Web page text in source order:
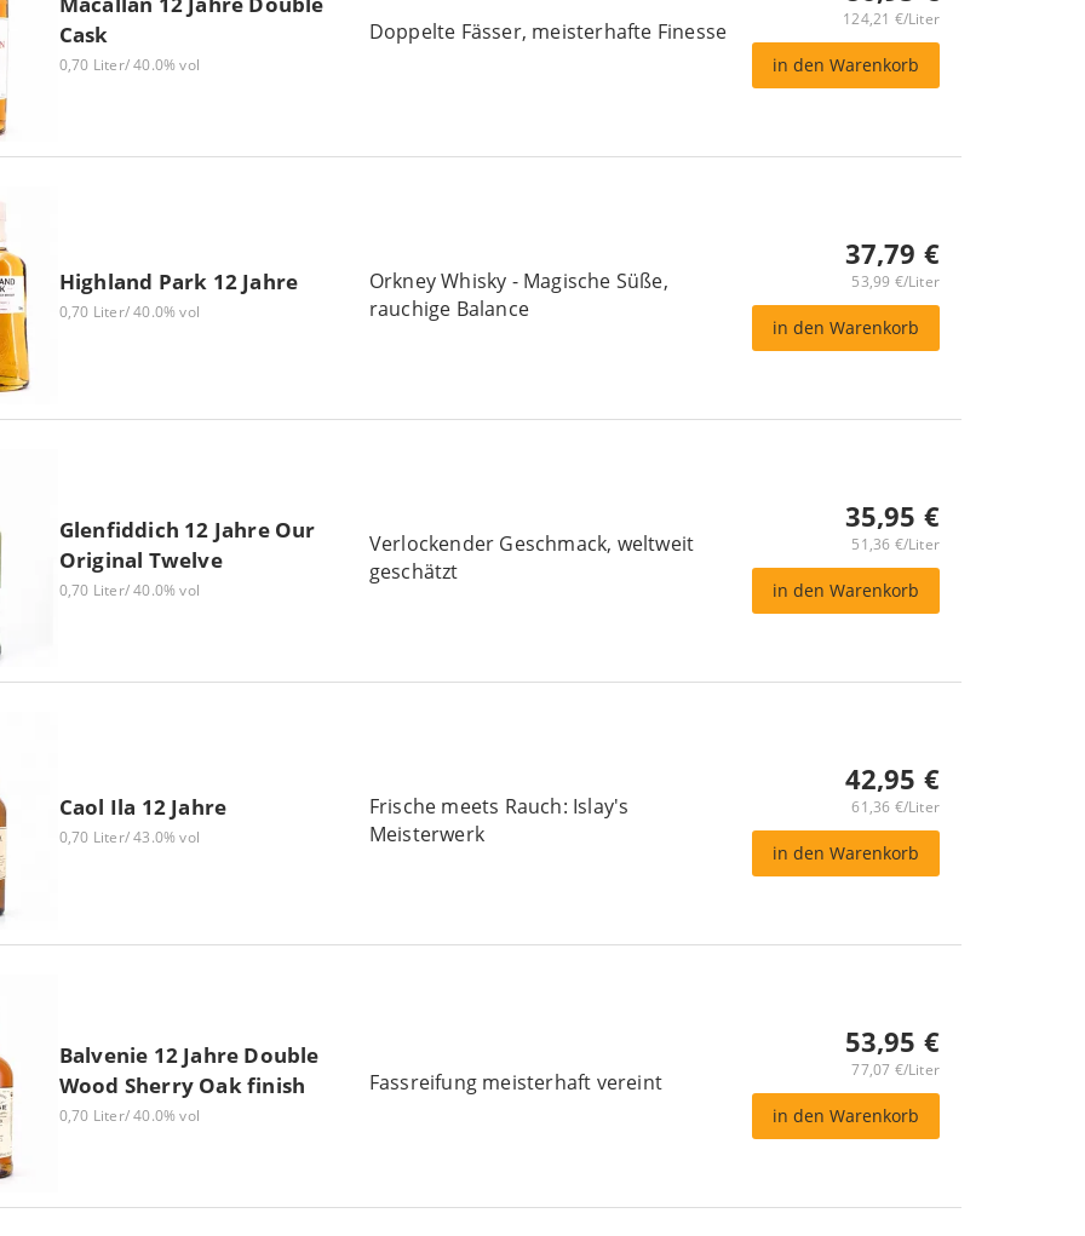
Cask
0,70 Liter/ 40.0% vol
Doppelte Fässer, meisterhafte Finesse 124,21 €/Liter
in den Warenkorb
Highland Park 12 Jahre
0,70 Liter/ 40.0% vol
Orkney Whisky - Magische Süße,
rauchige Balance
37,79 €
53,99 €/Liter
in den Warenkorb
Glenfiddich 12 Jahre Our
Original Twelve
0,70 Liter/ 40.0% vol
Verlockender Geschmack, weltweit
geschätzt
35,95 €
51,36 €/Liter
in den Warenkorb
Caol Ila 12 Jahre
0,70 Liter/ 43.0% vol
Frische meets Rauch: Islay's
Meisterwerk
42,95 €
61,36 €/Liter
in den Warenkorb
Balvenie 12 Jahre Double
Wood Sherry Oak finish
0,70 Liter/ 40.0% vol
Fassreifung meisterhaft vereint
53,95 €
77,07 €/Liter
in den Warenkorb